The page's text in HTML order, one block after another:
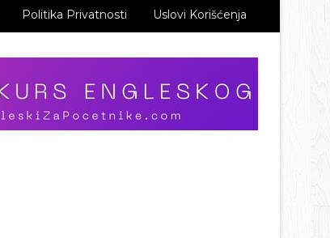
Politika Privatnosti Uslovi Korišćenja